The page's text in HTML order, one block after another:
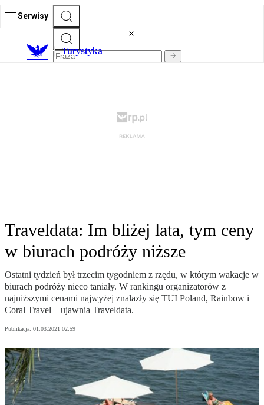
Serwisy
Turystyka
Traveldata: Im bliżej lata, tym ceny
w biurach podróży niższe
Ostatni tydzień był trzecim tygodniem z rzędu, w którym wakacje w
biurach podróży nieco taniały. W rankingu organizatorów z
najniższymi cenami najwyżej znalazły się TUI Poland, Rainbow i
Coral Travel – ujawnia Traveldata.
Publikacja: 01.03.2021 02:59